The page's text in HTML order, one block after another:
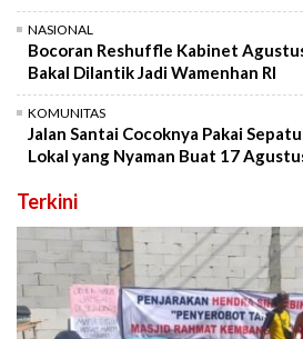
NASIONAL
Bocoran Reshuffle Kabinet
Bakal Dilantik Jadi Wamenhan RI
KOMUNITAS
Jalan Santai Cocoknya Pakai
Lokal yang Nyaman Buat 17
Terkini